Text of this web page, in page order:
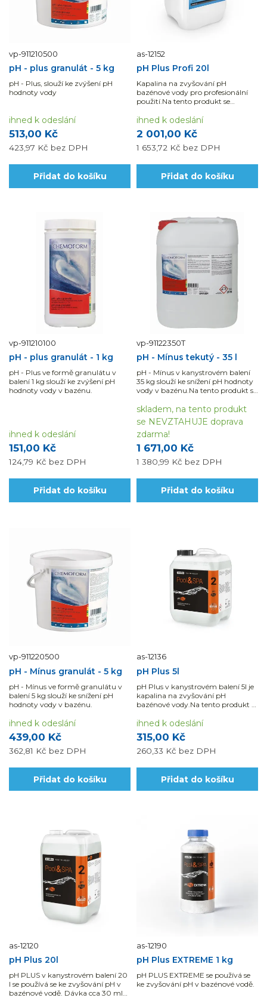
vp-911210500
pH - plus granulát - 5 kg
pH - Plus, slouží ke zvýšení pH
hodnoty vody
513,00 Kč
423,97 Kč bez DPH
ihned k odeslání
Přidat do košíku
as-12152
pH Plus Profi 20l
Kapalina na zvyšování pH
bazénové vody pro profesionální
použití.Na tento produkt se
2 001,00 Kč
1 653,72 Kč bez DPH
ihned k odeslání
Přidat do košíku
vp-911210100
pH - plus granulát - 1 kg
pH - Plus ve formě granulátu v
balení 1 kg slouží ke zvýšení pH
hodnoty vody v bazénu.
151,00 Kč
124,79 Kč bez DPH
ihned k odeslání
Přidat do košíku
vp-91122350T
pH - Mínus tekutý - 35 l
pH - Mínus v kanystrovém balení
35 kg slouží ke snížení pH hodnoty
vody v bazénu.Na tento produkt se
1 671,00 Kč
1 380,99 Kč bez DPH
skladem, na tento produkt
se NEVZTAHUJE doprava
zdarma!
Přidat do košíku
vp-911220500
pH - Mínus granulát - 5 kg
pH - Mínus ve formě granulátu v
balení 5 kg slouží ke snížení pH
hodnoty vody v bazénu.
439,00 Kč
362,81 Kč bez DPH
ihned k odeslání
Přidat do košíku
as-12136
pH Plus 5l
pH Plus v kanystrovém balení 5l je
kapalina na zvyšování pH
bazénové vody.Na tento produkt se
315,00 Kč
260,33 Kč bez DPH
ihned k odeslání
Přidat do košíku
as-12120
pH Plus 20l
pH PLUS v kanystrovém balení 20
l se používá se ke zvyšování pH v
bazénové vodě. Dávka cca 30 ml
as-12190
pH Plus EXTREME 1 kg
pH PLUS EXTREME se používá se
ke zvyšování pH v bazénové vodě.